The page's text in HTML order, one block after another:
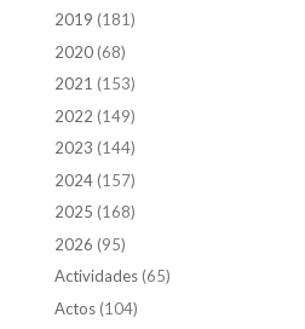
2019 (181)
2020(68)
2021 (153)
2022 (149)
2023 (144)
2024(157)
2025 (168)
2026 (95)
Actividades(65)
Actos(104)